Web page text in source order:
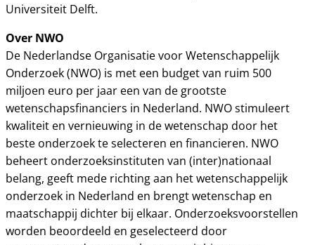
Universiteit Delft.
Over NWO
De Nederlandse Organisatie voor Wetenschappelijk
Onderzoek (NWO) is met een budget van ruim 500
miljoen euro per jaar een van de grootste
wetenschapsfinanciers in Nederland. NWO stimuleert
kwaliteit en vernieuwing in de wetenschap door het
beste onderzoek te selecteren en financieren. NWO
beheert onderzoeksinstituten van (inter)nationaal
belang, geeft mede richting aan het wetenschappelijk
onderzoek in Nederland en brengt wetenschap en
maatschappij dichter bij elkaar. Onderzoeksvoorstellen
worden beoordeeld en geselecteerd door